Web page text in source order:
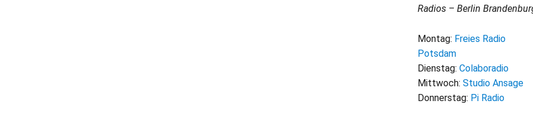
Radios – Berlin
Montag: Freies Radio
Potsdam
Dienstag: Colaboradio
Mittwoch: Studio Ansage
Donnerstag: Pi Radio